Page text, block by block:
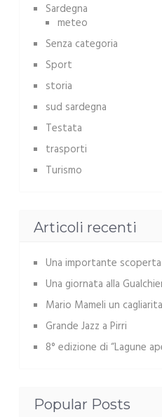
Sardegna
meteo
Senza categoria
Sport
storia
sud sardegna
Testata
trasporti
Turismo
Articoli recenti
Una importante
Una giornata alla
Mario Mameli un
Grande Jazz a Pirri
8° edizione di “Lagune
Popular Posts